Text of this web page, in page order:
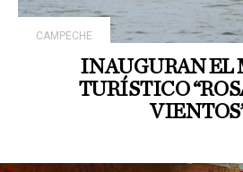
CAMPECHE
INAUGURAN EL
TURÍSTICO